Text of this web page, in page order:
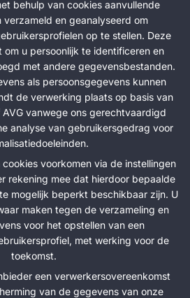
behulp van cookies aanvullende
en geanalyseerd om
op te stellen. Deze
om u persoonlijk te identificeren en
met andere gegevensbestanden.
als persoonsgegevens kunnen
de verwerking plaats op basis van
vanwege ons gerechtvaardigd
analyse van gebruikersgedrag voor
voorkomen via de instellingen
rekening mee dat hierdoor bepaalde
mogelijk beperkt beschikbaar zijn. U
maken tegen de verzameling en
voor het opstellen van een
met werking voor de
toekomst.
een verwerkersovereenkomst
van de gegevens van onze